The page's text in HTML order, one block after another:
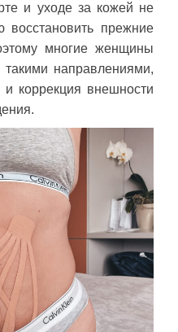
и уходе за кожей не
восстановить прежние
многие женщины
такими направлениями,
и коррекция внешности